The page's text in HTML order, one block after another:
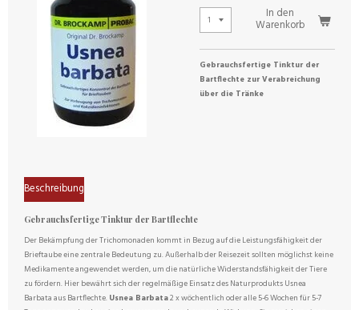
In den
Warenkorb
Gebrauchsfertige Tinktur der
Bartflechte zur Verabreichung
über die Tränke
Beschreibung
Gebrauchsfertige Tinktur der Bartflechte
Der Bekämpfung der Trichomonaden kommt in Bezug auf die Leistungsfähigkeit der
Brieftaube eine zentrale Bedeutung zu. Außerhalb der Reisezeit sollten möglichst keine
Medikamente angewendet werden, um die natürliche Widerstandsfähigkeit der Tiere
zu fördern. Hier bewährt sich der regelmäßige Einsatz des Naturprodukts Usnea
Barbata aus Bartflechte.Usnea Barbata2 x wöchentlich oder alle 5-6 Wochen für 5-7